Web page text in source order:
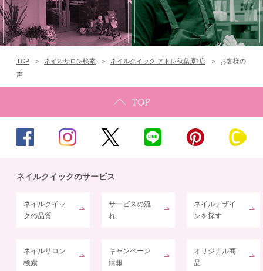
TOP ネイルサロン検索 ネイルクイック アトレ秋葉原1店
お客様の
声
ネイルクイックのサービス
ネイルクイッ
クの品質
サービスの流
れ
ネイルデザイ
ンを探す
ネイルサロン
検索
キャンペーン
情報
オリジナル商
品